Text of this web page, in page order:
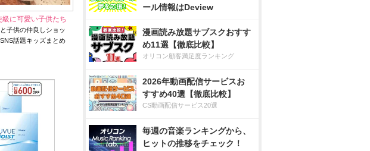
級に可愛い子供たち
子供の仲良しショッ
SNS話題キッズまとめ
ール情報はDeview
漫画読み放題サブスクおすす
め11選【徹底比較】
オリコン顧客満足度ランキング
2026年動画配信サービスお
すすめ40選【徹底比較】
CS動画配信サービス20選
毎週の音楽ランキングから、
ヒットの推移をチェック！